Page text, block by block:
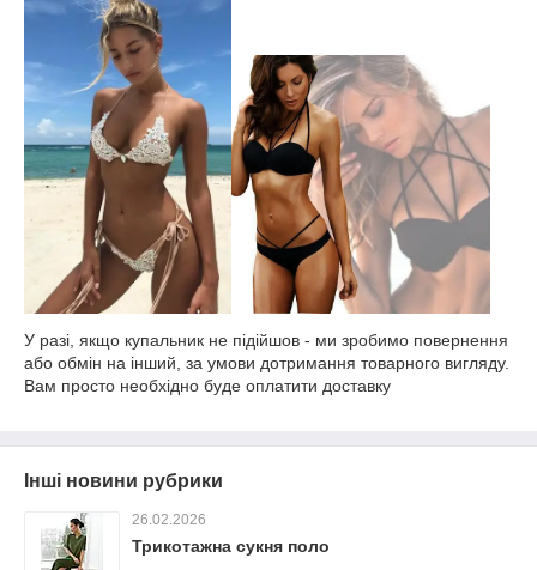
У разі, якщо купальник не підійшов - ми зробимо повернення
або обмін на інший, за умови дотримання товарного вигляду.
Вам просто необхідно буде оплатити доставку
Інші новини рубрики
26.02.2026
Трикотажна сукня поло